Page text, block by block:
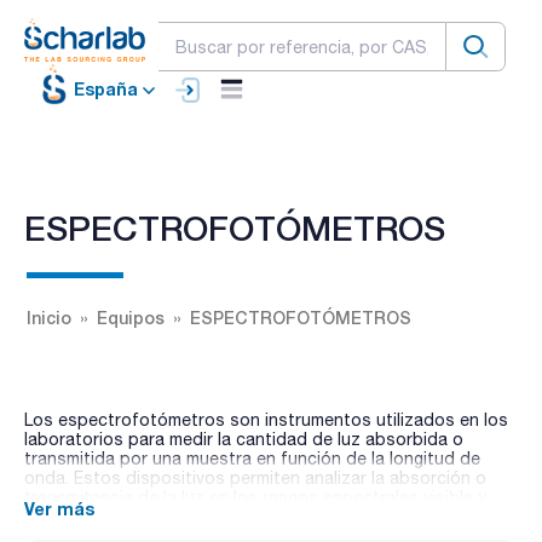
España
ESPECTROFOTÓMETROS
Inicio Equipos ESPECTROFOTÓMETROS
Los espectrofotómetros son instrumentos utilizados en los
laboratorios para medir la cantidad de luz absorbida o
transmitida por una muestra en función de la longitud de
onda. Estos dispositivos permiten analizar la absorción o
ultravioleta, proporcionando información sobre las
Ver más